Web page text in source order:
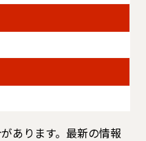
あります。最新の情報